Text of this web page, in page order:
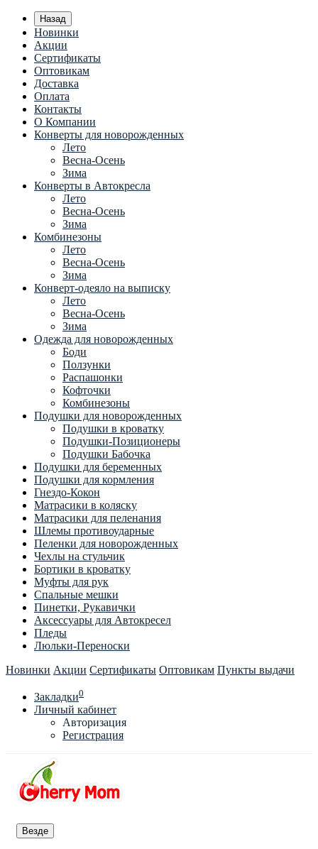
Назад
Новинки
Акции
Сертификаты
Оптовикам
Доставка
Оплата
Контакты
О Компании
Конверты для новорожденных
Лето
Весна-Осень
Зима
Конверты в Автокресла
Лето
Весна-Осень
Зима
Комбинезоны
Лето
Весна-Осень
Зима
Конверт-одеяло на выписку
Лето
Весна-Осень
Зима
Одежда для новорожденных
Боди
Ползунки
Распашонки
Кофточки
Комбинезоны
Подушки для новорожденных
Подушки в кроватку
Подушки-Позиционеры
Подушки Бабочка
Подушки для беременных
Подушки для кормления
Гнездо-Кокон
Матрасики в коляску
Матрасики для пеленания
Шлемы противоударные
Пеленки для новорожденных
Чехлы на стульчик
Бортики в кроватку
Муфты для рук
Спальные мешки
Пинетки, Рукавички
Аксессуары для Автокресел
Пледы
Люльки-Переноски
Новинки Акции Сертификаты Оптовикам Пункты выдачи
Закладки0
Личный кабинет
Авторизация
Регистрация
Везде